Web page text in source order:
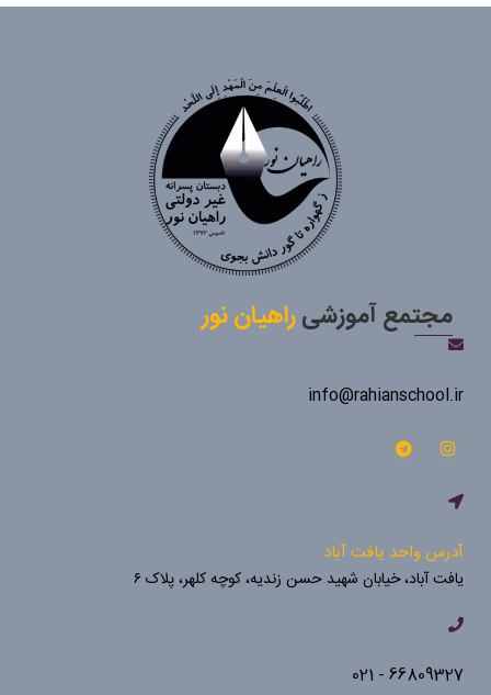
مجتمع آموزشیراهیان نور
info@rahianschool.ir
آدرس واحد یافت آباد
یافت آباد، خیابان شهید حسن زندیه، کوچه کلهر، پلاک ۶
66809327 - 021